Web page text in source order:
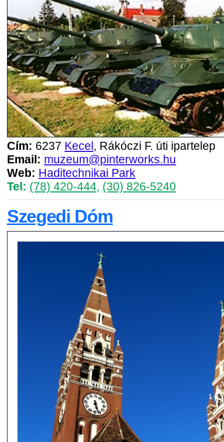
Cím: 6237 Kecel, Rákóczi F. úti ipartelep
Email: muzeum@pinterworks.hu
Web: Haditechnikai Park
Tel: (78) 420-444, (30) 826-5240
Szegedi Dóm